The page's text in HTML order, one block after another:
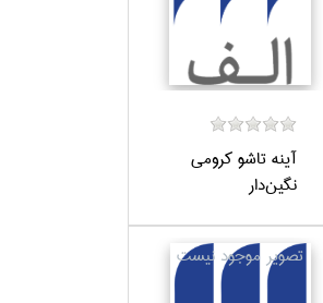
آينه تاشو كرومي
نگين‌دار